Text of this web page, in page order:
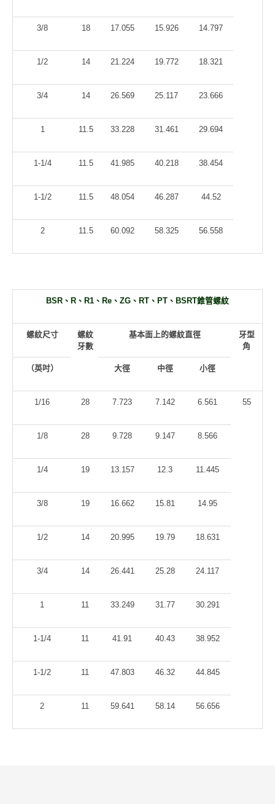
3/8 18 17.055 15.926 14.797
1/2 14 21.224 19.772 18.321
3/4 14 26.569 25.117 23.666
1 11.5 33.228 31.461 29.694
1-1/4 11.5 41.985 40.218 38.454
1-1/2 11.5 48.054 46.287 44.52
2 11.5 60.092 58.325 56.558
BSR 、R、R1、Re、ZG、RT、PT、BSRT錐管螺紋
螺紋尺寸
螺紋
牙數
基本面上的螺紋直徑
牙型
角
（英吋） 大徑 中徑 小徑
1/16 28 7.723 7.142 6.561 55
1/8 28 9.728 9.147 8.566
1/4 19 13.157 12.3 11.445
3/8 19 16.662 15.81 14.95
1/2 14 20.995 19.79 18.631
3/4 14 26.441 25.28 24.117
1 11 33.249 31.77 30.291
1-1/4 11 41.91 40.43 38.952
1-1/2 11 47.803 46.32 44.845
2 11 59.641 58.14 56.656